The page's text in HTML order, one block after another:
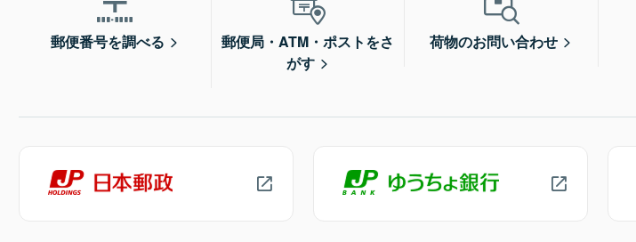
郵便番号を調べる
郵便局・ATM・ポストをさ
がす
荷物のお問い合わせ